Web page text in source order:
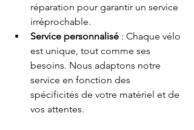
réparation pour garantir un service
irréprochable.
Service personnalisé : Chaque vélo
est unique, tout comme ses
besoins. Nous adaptons notre
service en fonction des
spécificités de votre matériel et de
vos attentes.